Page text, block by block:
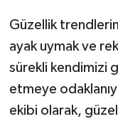
Güzellik
ayak uymak ve
sürekli kendimizi
etmeye
ekibi olarak,